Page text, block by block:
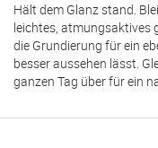
Hält dem Glanz stand.
leichtes, atmungsaktives
die Grundierung für ein
besser aussehen lässt.
ganzen Tag über für ein